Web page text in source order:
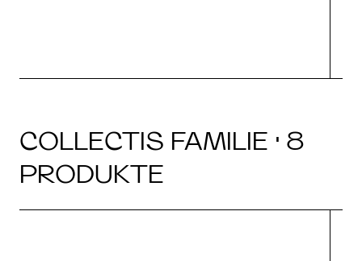
COLLECTIS FAMILIE · 8
PRODUKTE